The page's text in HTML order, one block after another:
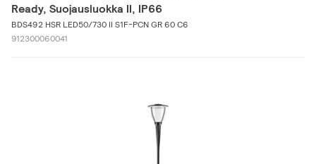
Ready, Suojausluokka II, IP66
BDS492 HSR LED50/730 II S1F-PCN GR 60 C6
912300060041